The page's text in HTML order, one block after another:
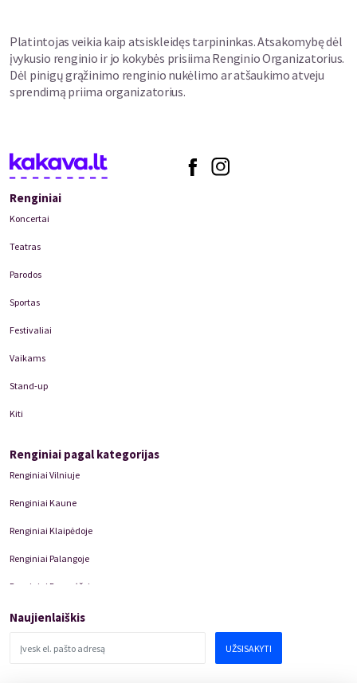
Platintojas veikia kaip atsiskleidęs tarpininkas. Atsakomybę dėl
įvykusio renginio ir jo kokybės prisiima Renginio Organizatorius.
Dėl pinigų grąžinimo renginio nukėlimo ar atšaukimo atveju
sprendimą priima organizatorius.
Renginiai
Koncertai
Teatras
Parodos
Sportas
Festivaliai
Vaikams
Stand-up
Kiti
Renginiai pagal kategorijas
Renginiai Vilniuje
Renginiai Kaune
Renginiai Klaipėdoje
Renginiai Palangoje
Renginiai Panevėžyje
Domino Teatro Spektakliai
Naujienlaiškis
UŽSISAKYTI